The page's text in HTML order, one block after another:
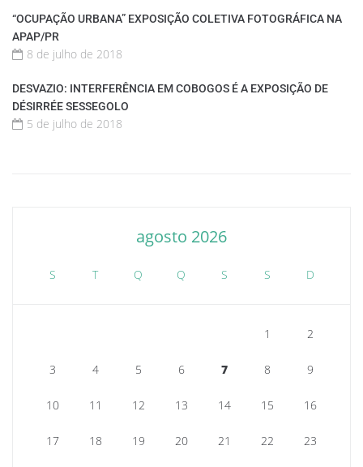
“OCUPAÇÃO URBANA” EXPOSIÇÃO COLETIVA FOTOGRÁFICA NA
APAP/PR
8 de julho de 2018
DESVAZIO: INTERFERÊNCIA EM COBOGOS É A EXPOSIÇÃO DE
DÉSIRRÉE SESSEGOLO
5 de julho de 2018
agosto 2026
S T Q Q S S D
1 2
3 4 5 6 7 8 9
10 11 12 13 14 15 16
17 18 19 20 21 22 23